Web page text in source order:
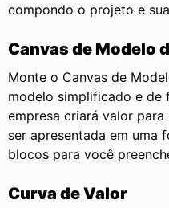
compondo o projeto e
Canvas de Modelo
Monte o Canvas de
modelo simplificado e de
empresa criará valor
ser apresentada em uma
blocos para você
Curva de Valor